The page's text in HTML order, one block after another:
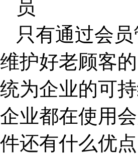
只有通过会
维护好老顾客
统为企业的可
企业都在使用
件还有什么优